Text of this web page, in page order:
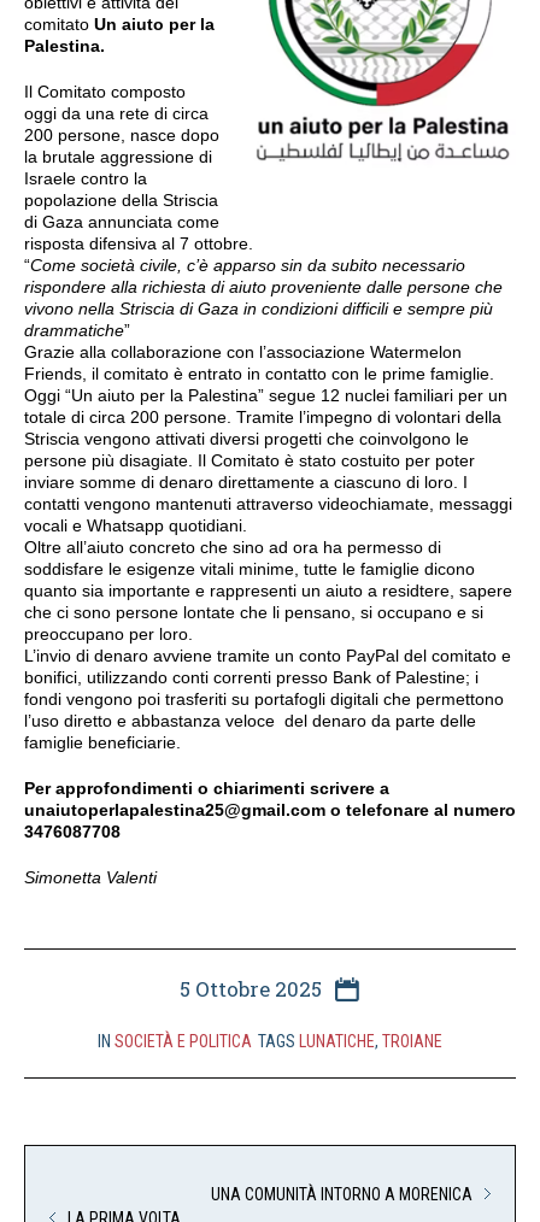
comitato Un aiuto per la
Palestina.
Il Comitato composto
oggi da una rete di circa
200 persone, nasce dopo
la brutale aggressione di
Israele contro la
popolazione della Striscia
di Gaza annunciata come
risposta difensiva al 7 ottobre.
“Come società civile, c’è apparso sin da subito necessario
rispondere alla richiesta di aiuto proveniente dalle persone che
vivono nella Striscia di Gaza in condizioni difficili e sempre più
drammatiche”
Grazie alla collaborazione con l’associazione Watermelon
Friends, il comitato è entrato in contatto con le prime famiglie.
Oggi “Un aiuto per la Palestina” segue 12 nuclei familiari per un
totale di circa 200 persone. Tramite l’impegno di volontari della
Striscia vengono attivati diversi progetti che coinvolgono le
persone più disagiate. Il Comitato è stato costuito per poter
inviare somme di denaro direttamente a ciascuno di loro. I
contatti vengono mantenuti attraverso videochiamate, messaggi
vocali e Whatsapp quotidiani.
Oltre all’aiuto concreto che sino ad ora ha permesso di
soddisfare le esigenze vitali minime, tutte le famiglie dicono
quanto sia importante e rappresenti un aiuto a residtere, sapere
che ci sono persone lontate che li pensano, si occupano e si
preoccupano per loro.
L’invio di denaro avviene tramite un conto PayPal del comitato e
bonifici, utilizzando conti correnti presso Bank of Palestine; i
fondi vengono poi trasferiti su portafogli digitali che permettono
l’uso diretto e abbastanza veloce del denaro da parte delle
famiglie beneficiarie.
Per approfondimenti o chiarimenti scrivere a
unaiutoperlapalestina25@gmail.com o telefonare al numero
3476087708
Simonetta Valenti
5 Ottobre 2025
IN SOCIETÀ E POLITICA TAGS LUNATICHE, TROIANE
UNA COMUNITÀ INTORNO A MORENICA
LA PRIMA VOLTA